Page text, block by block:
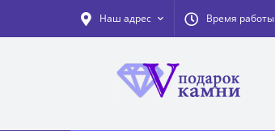
Наш адрес Время работы